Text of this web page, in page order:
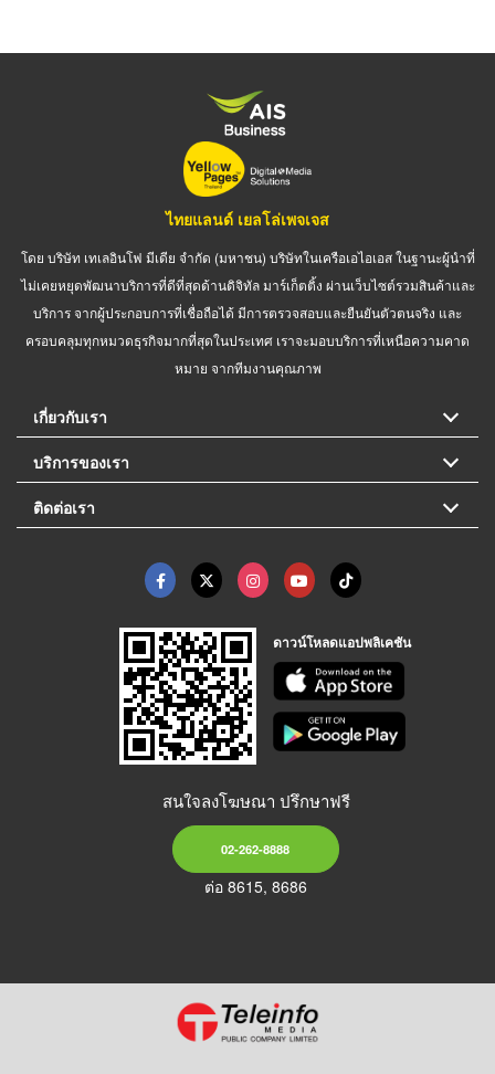
ไทยแลนด์ เยลโล่เพจเจส
โดย บริษัท เทเลอินโฟ มีเดีย จำกัด (มหาชน) บริษัทในเครือเอไอเอส ในฐานะผู้นำที่
ไม่เคยหยุดพัฒนาบริการที่ดีที่สุดด้านดิจิทัล มาร์เก็ตติ้ง ผ่านเว็บไซต์รวมสินค้าและ
บริการ จากผู้ประกอบการที่เชื่อถือได้ มีการตรวจสอบและยืนยันตัวตนจริง และ
ครอบคลุมทุกหมวดธุรกิจมากที่สุดในประเทศ เราจะมอบบริการที่เหนือความคาด
หมาย จากทีมงานคุณภาพ
เกี่ยวกับเรา
บริการของเรา
ติดต่อเรา
ดาวน์โหลดแอปพลิเคชัน
สนใจลงโฆษณา ปรึกษาฟรี
02-262-8888
ต่อ 8615, 8686